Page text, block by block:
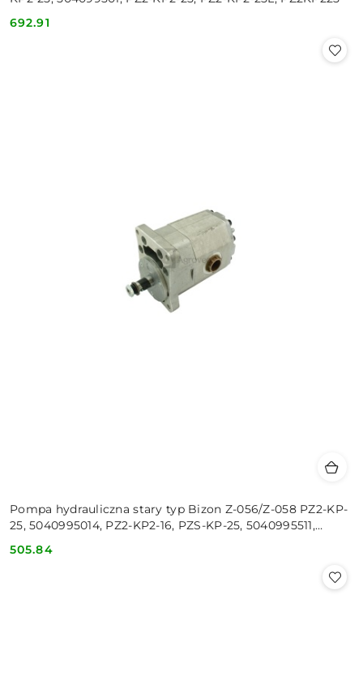
Cena:
692.91
Pompa hydrauliczna stary typ Bizon Z-056/Z-058 PZ2-KP-
25, 5040995014, PZ2-KP2-16, PZS-KP-25, 5040995511,
Cena:
505.84